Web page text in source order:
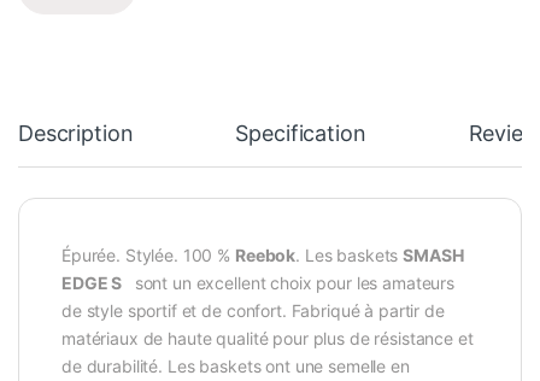
Description Specification
Épurée. Stylée. 100 % Reebok. Les basketsSMASH
EDGE S
sont un excellent choix pour les amateurs
de style sportif et de confort. Fabriqué à partir de
matériaux de haute qualité pour plus de résistance et
de durabilité. Les baskets ont une semelle en